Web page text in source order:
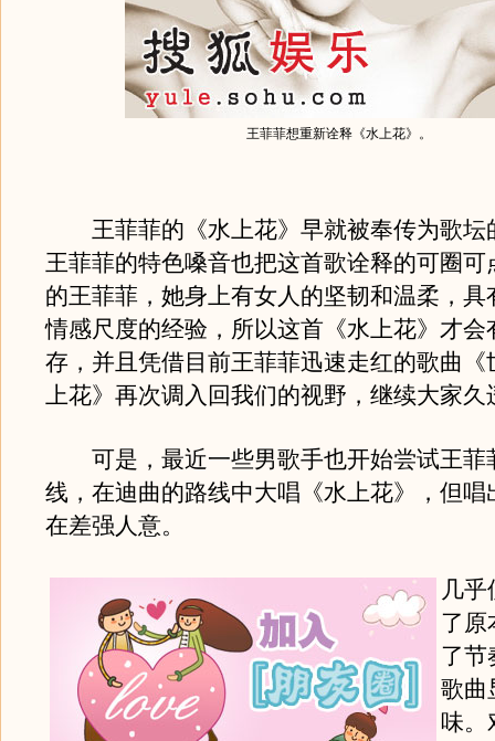
王菲菲想重新诠释《水上花》。
王菲菲的《水上花》早就被奉传为歌坛
王菲菲的特色嗓音也把这首歌诠释的可圈可
的王菲菲，她身上有女人的坚韧和温柔，具
情感尺度的经验，所以这首《水上花》才会
存，并且凭借目前王菲菲迅速走红的歌曲《
上花》再次调入回我们的视野，继续大家久
可是，最近一些男歌手也开始尝试王菲
线，在迪曲的路线中大唱《水上花》，但唱
在差强人意。
几
了原
了节
歌曲
味。